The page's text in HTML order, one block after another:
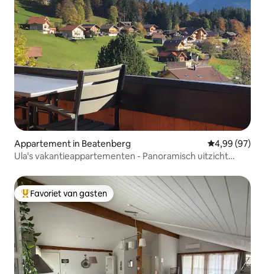
Appartement in Beatenberg Gemiddelde
4,99 (97)
Ula's vakantieappartementen - Panoramisch uitzicht
Topfavoriet van gasten
Favoriet van gasten